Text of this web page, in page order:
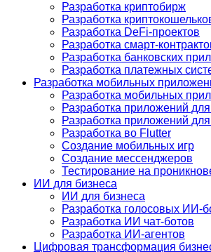
Разработка криптобирж
Разработка
Разработка DeFi-проектов
Разработка смарт-
Разработка банковских
Разработка платежных
Разработка мобильных
Разработка мобильных
Разработка приложений
Разработка приложений
Разработка во Flutter
Создание мобильных игр
Создание мессенджеров
Тестирование на
ИИ для бизнеса
ИИ для бизнеса
Разработка голосовых ИИ-
Разработка ИИ чат-ботов
Разработка ИИ-агентов
Цифровая трансформация